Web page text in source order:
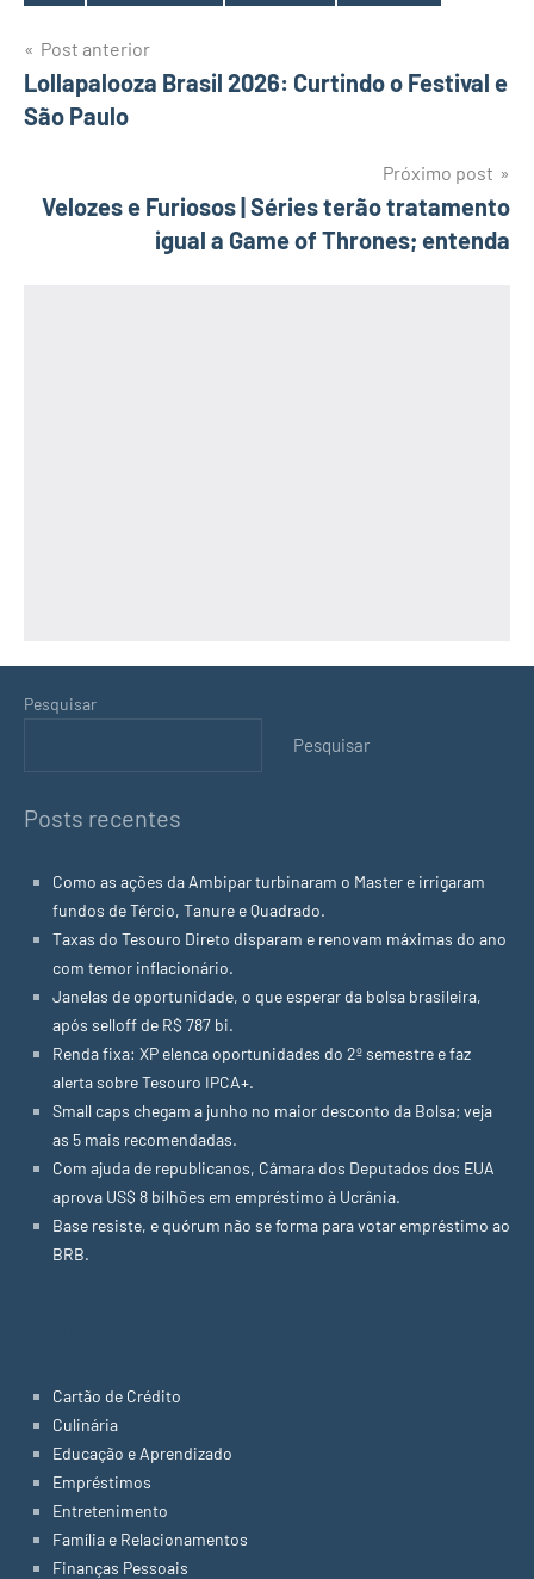
Navegação
de
Post anterior
Lollapalooza Brasil 2026: Curtindo o Festival e
São Paulo
Próximo post
Velozes e Furiosos | Séries terão tratamento
igual a Game of Thrones; entenda
Pesquisar
Pesquisar
Posts recentes
Como as ações da Ambipar turbinaram o Master e irrigaram
fundos de Tércio, Tanure e Quadrado.
Taxas do Tesouro Direto disparam e renovam máximas do ano
com temor inflacionário.
Janelas de oportunidade, o que esperar da bolsa brasileira,
após selloff de R$ 787 bi.
Renda fixa: XP elenca oportunidades do 2º semestre e faz
alerta sobre Tesouro IPCA+.
Small caps chegam a junho no maior desconto da Bolsa; veja
as 5 mais recomendadas.
Com ajuda de republicanos, Câmara dos Deputados dos EUA
aprova US$ 8 bilhões em empréstimo à Ucrânia.
Base resiste, e quórum não se forma para votar empréstimo ao
BRB.
Cartão de Crédito
Culinária
Educação e Aprendizado
Empréstimos
Entretenimento
Família e Relacionamentos
Finanças Pessoais